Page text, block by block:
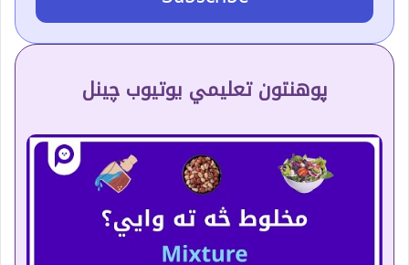
پوهنتون تعلیمي یوتیوب چینل